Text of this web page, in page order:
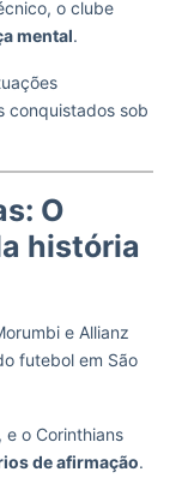
o clube
mental.
conquistados sob
O
história
e Allianz
futebol em São
o Corinthians
de afirmação.